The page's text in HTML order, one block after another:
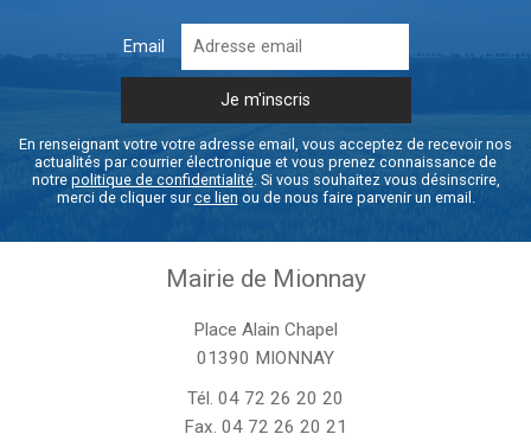
Email
En renseignant votre votre adresse email, vous acceptez de recevoir nos
actualités par courrier électronique et vous prenez connaissance de
notre politique de confidentialité. Si vous souhaitez vous désinscrire,
merci de cliquer surce lien ou de nous faire parvenir un email.
Mairie de Mionnay
Place Alain Chapel
01390 MIONNAY
Tél. 04 72 26 20 20
Fax. 04 72 26 20 21